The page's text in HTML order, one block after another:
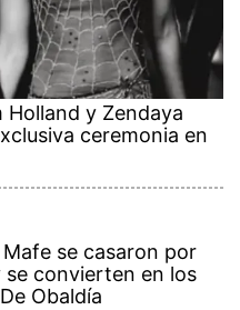
Holland y Zendaya
ceremonia en
se casaron por
se convierten en los
Obaldía